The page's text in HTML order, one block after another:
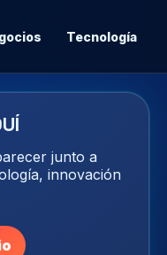
Tecnología
junto a
innovación